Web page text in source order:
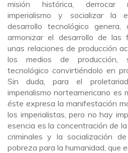
misión histórica, derrocar
imperialismo y socializar la
desarrollo tecnológico
armonizar el desarrollo de las
unas relaciones de producción
los medios de producción,
tecnológico convirtiéndolo en
Sin duda, para el
imperialismo norteamericano es
éste expresa la manifestación
los imperialistas, pero no hay
esencia es la concentración de
criminales y la socialización
pobreza para la humanidad, que